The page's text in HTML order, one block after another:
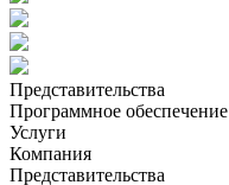
Представительства
Программное обеспечение
Услуги
Компания
Представительства